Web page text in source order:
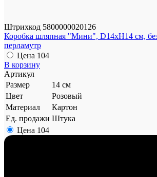
Штрихкод 5800000020126
Коробка шляпная "Мини", D14xH14 см,
перламутр
Цена 104
В корзину
Артикул
Размер
14 см
Цвет
Розовый
Материал
Картон
Ед. продажи Штука
Цена 104